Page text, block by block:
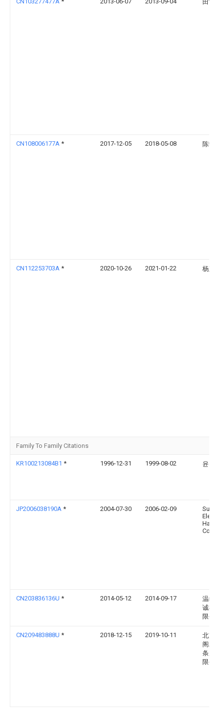
田雷
CN108006177A * 2017-12-05 2018-05-08 陈学
CN112253703A * 2020-10-26 2021-01-22 杨建
Family To Family Citations
KR100213084B1 * 1996-12-31 1999-08-02 윤종
JP2006038190A * 2004-07-30 2006-02-09
Corp
CN203836136U * 2014-05-12 2014-09-17
温岭
诚机
限公
CN209483888U * 2018-12-15 2019-10-11
北京
阁精
条股
限公